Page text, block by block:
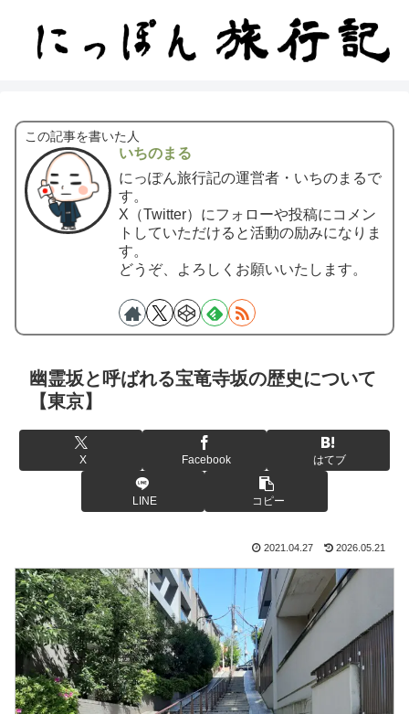
この記事を書いた人
いちのまる
にっぽん旅行記の運営者・いちのまるで
す。
X（Twitter）にフォローや投稿にコメン
トしていただけると活動の励みになりま
す。
どうぞ、よろしくお願いいたします。
幽霊坂と呼ばれる宝竜寺坂の歴史について
【東京】
X Facebook はてブ
LINE コピー
2021.04.27 2026.05.21